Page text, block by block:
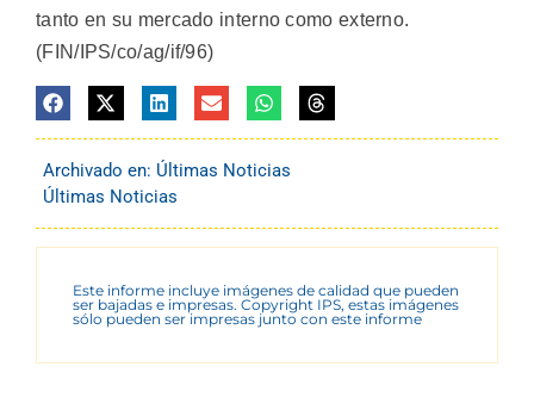
tanto en su mercado interno como externo.
(FIN/IPS/co/ag/if/96)
Archivado en: Últimas Noticias
Últimas Noticias
Este informe incluye imágenes de calidad que pueden
ser bajadas e impresas. Copyright IPS, estas imágenes
sólo pueden ser impresas junto con este informe